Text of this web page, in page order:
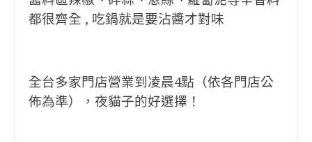
都很齊全 , 吃鍋就是要沾醬才對味
全台多家門店營業到凌晨4點（依各門店公
佈為準），夜貓子的好選擇！